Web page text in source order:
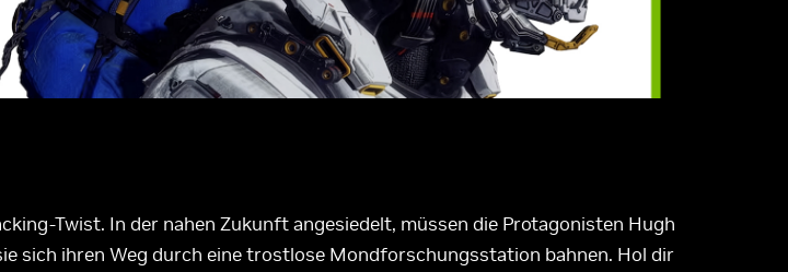
Twist. In der nahen Zukunft angesiedelt, müssen die Protagonisten Hugh
sich ihren Weg durch eine trostlose Mondforschungsstation bahnen. Hol dir